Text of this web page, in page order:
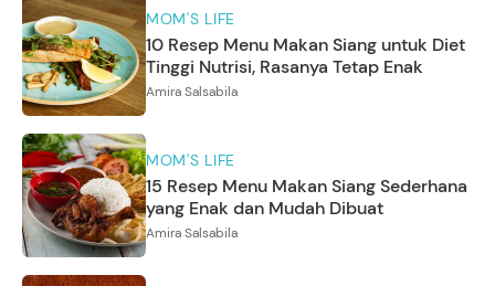
MOM'S LIFE
10 Resep Menu Makan Siang untuk Diet
Tinggi Nutrisi, Rasanya Tetap Enak
Amira Salsabila
MOM'S LIFE
15 Resep Menu Makan Siang Sederhana
yang Enak dan Mudah Dibuat
Amira Salsabila